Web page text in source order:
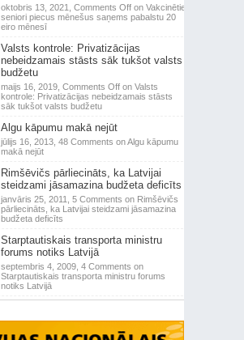
oktobris 13, 2021, Comments Offon Vakcinētie
seniori piecus mēnešus saņems pabalstu 20
eiro mēnesī
Valsts kontrole: Privatizācijas
nebeidzamais stāsts sāk tukšot valsts
budžetu
maijs 16, 2019, Comments Offon Valsts
kontrole: Privatizācijas nebeidzamais stāsts
sāk tukšot valsts budžetu
Algu kāpumu makā nejūt
jūlijs 16, 2013, 48 Comments on Algu kāpumu
makā nejūt
Rimšēvičs pārliecināts, ka Latvijai
steidzami jāsamazina budžeta deficīts
janvāris 25, 2011, 5 Comments on Rimšēvičs
pārliecināts, ka Latvijai steidzami jāsamazina
budžeta deficīts
Starptautiskais transporta ministru
forums notiks Latvijā
septembris 4, 2009, 4 Comments on
Starptautiskais transporta ministru forums
notiks Latvijā